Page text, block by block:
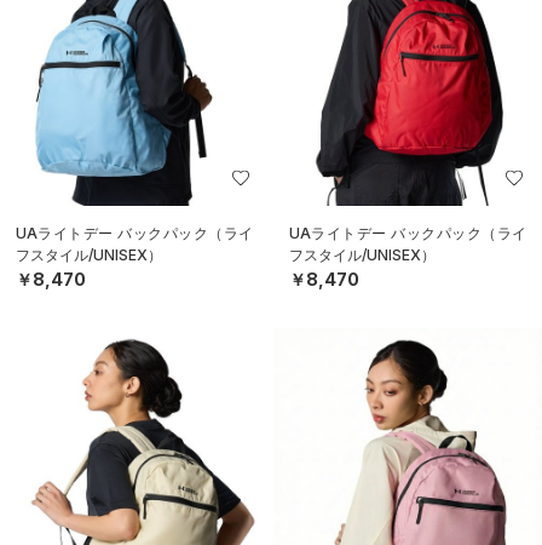
UAライトデー バックパック（ライ
フスタイル/UNISEX）
￥8,470
UAライトデー バックパック（ライ
フスタイル/UNISEX）
￥8,470